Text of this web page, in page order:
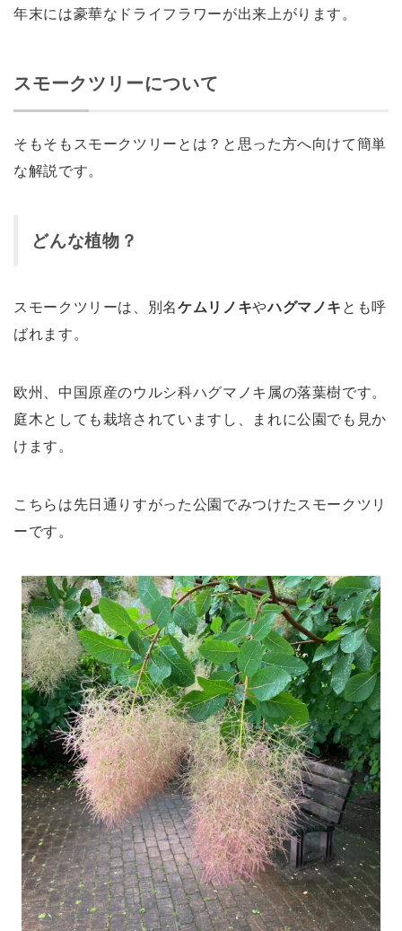
年末には豪華なドライフラワーが出来上がります。
スモークツリーについて
そもそもスモークツリーとは？と思った方へ向けて簡単
な解説です。
どんな植物？
スモークツリーは、別名ケムリノキやハグマノキ とも呼
ばれます。
欧州、中国原産のウルシ科ハグマノキ属の落葉樹です。
庭木としても栽培されていますし、まれに公園でも見か
けます。
こちらは先日通りすがった公園でみつけたスモークツリ
ーです。